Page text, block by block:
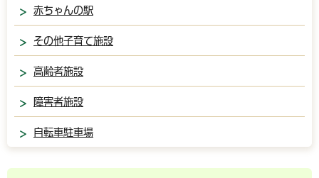
赤ちゃんの駅
その他子育て施設
高齢者施設
障害者施設
自転車駐車場